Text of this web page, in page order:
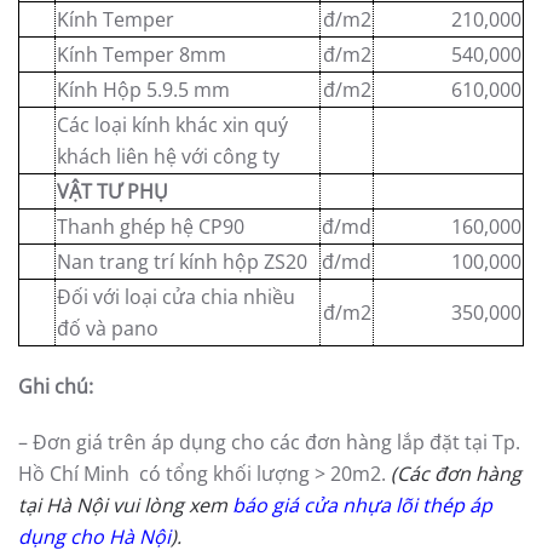
Kính Temper
đ/m2
210,000
Kính Temper 8mm
đ/m2
540,000
Kính Hộp 5.9.5 mm
đ/m2
610,000
Các loại kính khác xin quý
khách liên hệ với công ty
VẬT TƯ PHỤ
Thanh ghép hệ CP90
đ/md
160,000
Nan trang trí kính hộp ZS20 đ/md
100,000
Đối với loại cửa chia nhiều
đố và pano
đ/m2 350,000
Ghi chú:
– Đơn giá trên áp dụng cho các đơn hàng lắp đặt tại Tp.
Hồ Chí Minh có tổng khối lượng > 20m2. (Các đơn hàng
tại Hà Nội vui lòng xem báo giá cửa nhựa lõi thép áp
dụng cho Hà Nội).